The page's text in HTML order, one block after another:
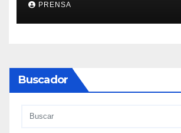
PRENSA
Buscador